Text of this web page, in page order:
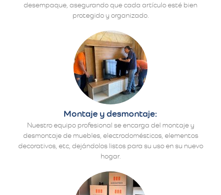
desempaque, asegurando que cada artículo esté bien
protegido y organizado.
Montaje y desmontaje:
Nuestro equipo profesional se encarga del montaje y
desmontaje de muebles, electrodomésticos, elementos
decorativos, etc, dejándolos listos para su uso en su nuevo
hogar.